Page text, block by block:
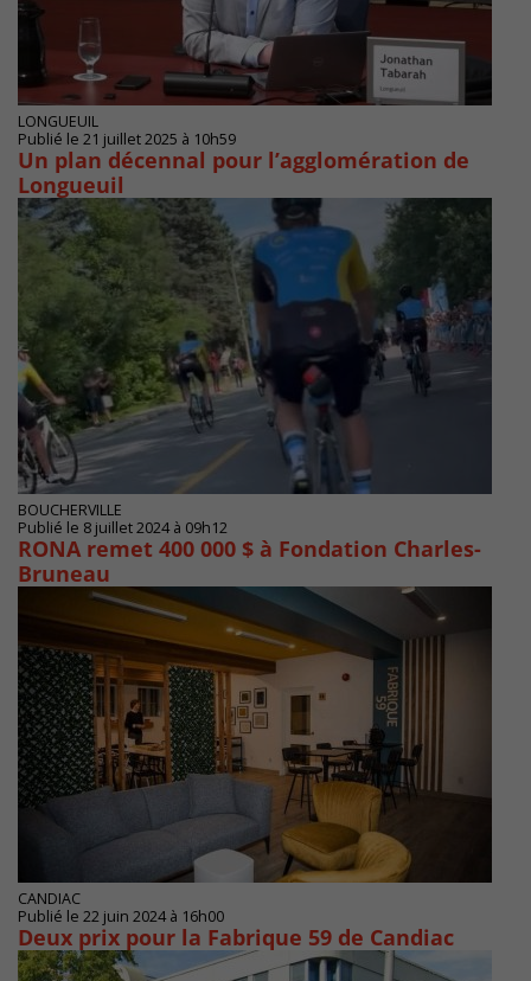
LONGUEUIL
Publié le 21 juillet 2025 à 10h59
Un plan décennal pour l’agglomération de
Longueuil
BOUCHERVILLE
Publié le 8 juillet 2024 à 09h12
RONA remet 400 000 $ à Fondation Charles-
Bruneau
CANDIAC
Publié le 22 juin 2024 à 16h00
Deux prix pour la Fabrique 59 de Candiac